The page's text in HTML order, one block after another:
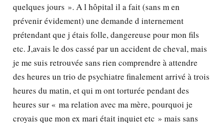
quelques jours ». A l hôpital il a fait (sans m en
prévenir évidement) une demande d internement
prétendant que j étais folle, dangereuse pour mon fils
etc. J,avais le dos cassé par un accident de cheval, mais
je me suis retrouvée sans rien comprendre à attendre
des heures un trio de psychiatre finalement arrivé à trois
heures du matin, et qui m ont torturée pendant des
heures sur « ma relation avec ma mère, pourquoi je
croyais que mon ex mari était inquiet etc » mais sans